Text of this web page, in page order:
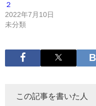
２
2022年7月10日
未分類
この記事を書いた人